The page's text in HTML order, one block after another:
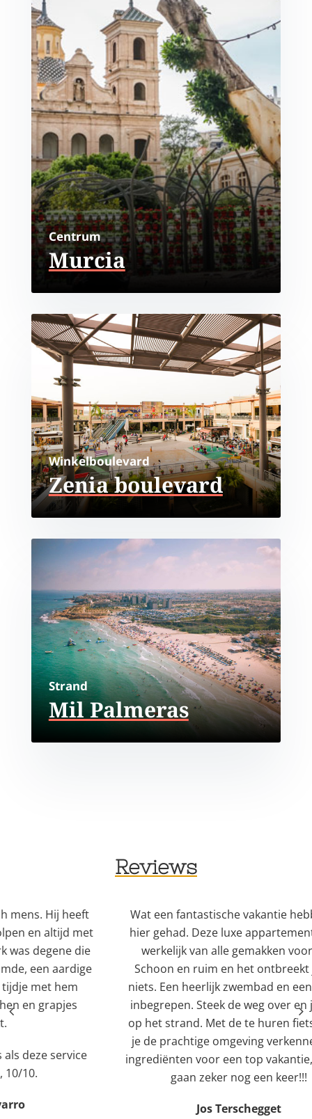
Centrum
Murcia
Winkelboulevard
Zenia boulevard
Strand
Mil Palmeras
Reviews
Wat een fantastische vakantie hebben we
hier gehad. Deze luxe appartementen zijn
werkelijk van alle gemakken voorzien.
Schoon en ruim en het ontbreekt je aan
niets. Een heerlijk zwembad en een jacuzzi
inbegrepen. Steek de weg over en je staat
op het strand. Met de te huren fietsen kun
je de prachtige omgeving verkennen. Alle
ingrediënten voor een top vakantie, dus we
gaan zeker nog een keer!!!
Jos Terschegget